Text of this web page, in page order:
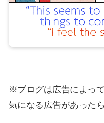
※ブログは広告によっ
気になる広告があった